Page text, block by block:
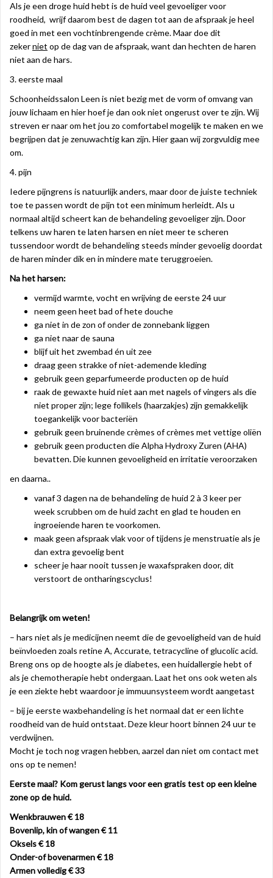
Als je een droge huid hebt is de huid veel gevoeliger voor
roodheid, wrijf daarom best de dagen tot aan de afspraak je heel
goed in met een vochtinbrengende crème. Maar doe dit
zekerniet op de dag van de afspraak, want dan hechten de haren
niet aan de hars.
3. eerste maal
Schoonheidssalon Leen is niet bezig met de vorm of omvang van
jouw lichaam en hier hoef je dan ook niet ongerust over te zijn. Wij
streven er naar om het jou zo comfortabel mogelijk te maken en we
begrijpen dat je zenuwachtig kan zijn. Hier gaan wij zorgvuldig mee
om.
4. pijn
Iedere pijngrens is natuurlijk anders, maar door de juiste techniek
toe te passen wordt de pijn tot een minimum herleidt. Als u
normaal altijd scheert kan de behandeling gevoeliger zijn. Door
telkens uw haren te laten harsen en niet meer te scheren
tussendoor wordt de behandeling steeds minder gevoelig doordat
de haren minder dik en in mindere mate teruggroeien.
Na het harsen:
vermijd warmte, vocht en wrijving de eerste 24 uur
neem geen heet bad of hete douche
ga niet in de zon of onder de zonnebank liggen
ga niet naar de sauna
blijf uit het zwembad én uit zee
draag geen strakke of niet-ademende kleding
gebruik geen geparfumeerde producten op de huid
raak de gewaxte huid niet aan met nagels of vingers als die
niet proper zijn; lege follikels (haarzakjes) zijn gemakkelijk
toegankelijk voor bacteriën
gebruik geen bruinende crèmes of crèmes met vettige oliën
gebruik geen producten die Alpha Hydroxy Zuren (AHA)
bevatten. Die kunnen gevoeligheid en irritatie veroorzaken
en daarna..
vanaf 3 dagen na de behandeling de huid 2 à 3 keer per
week scrubben om de huid zacht en glad te houden en
ingroeiende haren te voorkomen.
maak geen afspraak vlak voor of tijdens je menstruatie als je
dan extra gevoelig bent
scheer je haar nooit tussen je waxafspraken door, dit
verstoort de ontharingscyclus!
Belangrijk om weten!
– hars niet als je medicijnen neemt die de gevoeligheid van de huid
beïnvloeden zoals retine A, Accurate, tetracycline of glucolic acid.
Breng ons op de hoogte als je diabetes, een huidallergie hebt of
als je chemotherapie hebt ondergaan. Laat het ons ook weten als
je een ziekte hebt waardoor je immuunsysteem wordt aangetast
– bij je eerste waxbehandeling is het normaal dat er een lichte
roodheid van de huid ontstaat. Deze kleur hoort binnen 24 uur te
verdwijnen.
Mocht je toch nog vragen hebben, aarzel dan niet om contact met
ons op te nemen!
Eerste maal? Kom gerust langs voor een gratis test op een kleine
zone op de huid.
Wenkbrauwen € 18
Bovenlip, kin of wangen € 11
Oksels € 18
Onder-of bovenarmen € 18
Armen volledig € 33